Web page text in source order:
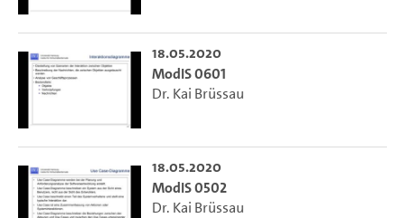
18.05.2020
ModIS 0601
Dr. Kai Brüssau
18.05.2020
ModIS 0502
Dr. Kai Brüssau